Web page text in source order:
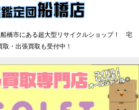
橋市にある超大型リサイクルショップ！ 宅
取・出張買取も受付中！